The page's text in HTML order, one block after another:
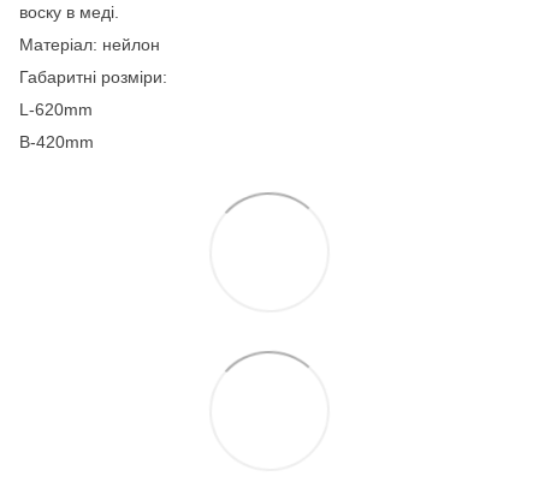
воску в меді.
Матеріал: нейлон
Габаритні розміри:
L-620mm
B-420mm